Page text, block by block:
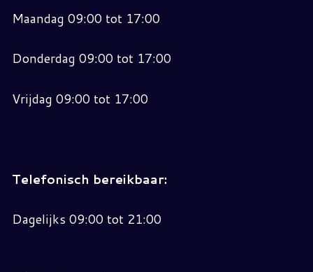
Maandag 09:00 tot 17:00
Donderdag 09:00 tot 17:00
Vrijdag 09:00 tot 17:00
Telefonisch bereikbaar:
Dagelijks 09:00 tot 21:00